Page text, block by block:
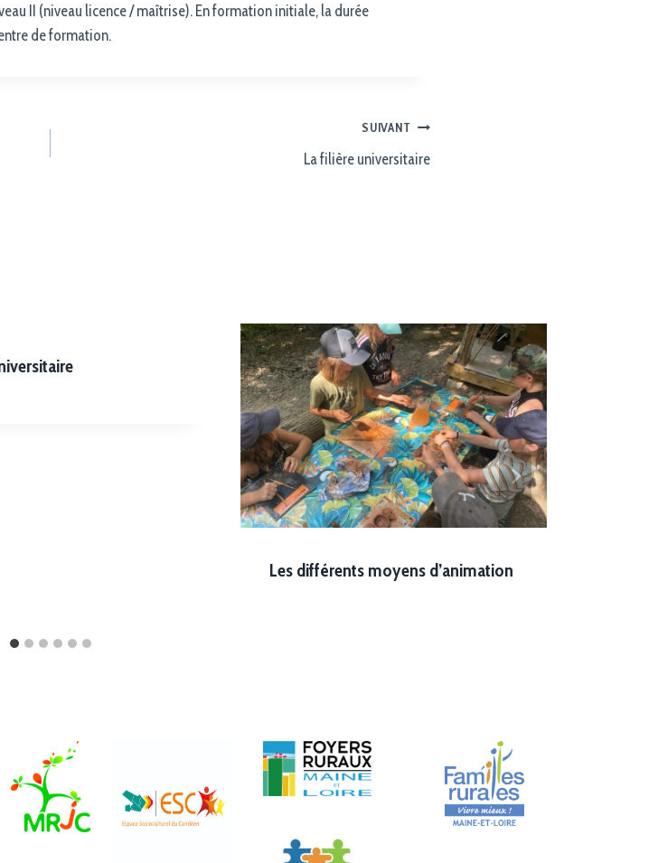
II (niveau licence / maîtrise). En formation initiale, la durée
de formation.
SUIVANT
La filière universitaire
Les différents moyens d’animation